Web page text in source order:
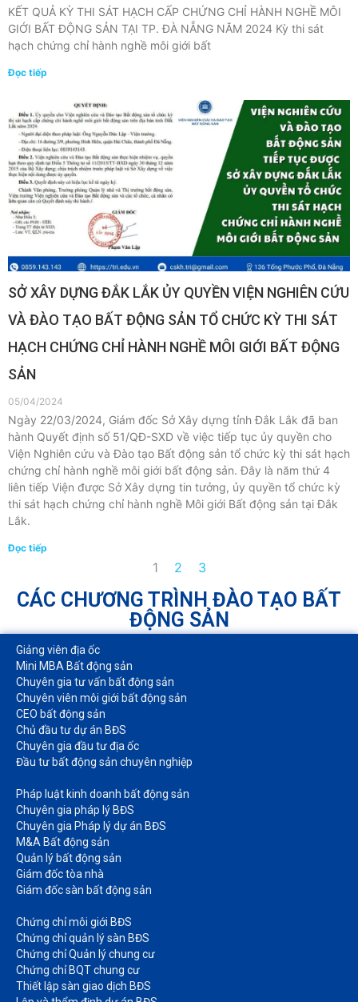
KẾT QUẢ KỲ THI SÁT HẠCH CẤP CHỨNG CHỈ HÀNH NGHỀ MÔI
GIỚI BẤT ĐỘNG SẢN TẠI TP. ĐÀ NẴNG NĂM 2024 Kỳ thi sát
hạch chứng chỉ hành nghề môi giới bất
Đọc tiếp
SỞ XÂY DỰNG ĐẮK LẮK ỦY QUYỀN VIỆN NGHIÊN CỨU
VÀ ĐÀO TẠO BẤT ĐỘNG SẢN TỔ CHỨC KỲ THI SÁT
HẠCH CHỨNG CHỈ HÀNH NGHỀ MÔI GIỚI BẤT ĐỘNG
SẢN
05/04/2024
Ngày 22/03/2024, Giám đốc Sở Xây dựng tỉnh Đắk Lắk đã ban
hành Quyết định số 51/QĐ-SXD về việc tiếp tục ủy quyền cho
Viện Nghiên cứu và Đào tạo Bất động sản tổ chức kỳ thi sát hạch
chứng chỉ hành nghề môi giới bất động sản. Đây là năm thứ 4
liên tiếp Viện được Sở Xây dựng tin tưởng, ủy quyền tổ chức kỳ
thi sát hạch chứng chỉ hành nghề Môi giới Bất động sản tại Đắk
Lắk.
Đọc tiếp
1 2 3
CÁC CHƯƠNG TRÌNH ĐÀO TẠO BẤT
ĐỘNG SẢN
Giảng viên địa ốc
Mini MBA Bất động sản
Chuyên gia tư vấn bất động sản
Chuyên viên môi giới bất động sản​
CEO bất động sản
Chủ đầu tư dự án BĐS
Chuyên gia đầu tư địa ốc​
Đầu tư bất động sản chuyên nghiệp
Pháp luật kinh doanh bất động sản​
Chuyên gia pháp lý BĐS
Chuyên gia Pháp lý dự án BĐS
M&A Bất động sản​
Quản lý bất động sản
Giám đốc tòa nhà​
Giám đốc sàn bất động sản
Chứng chỉ môi giới BĐS​
Chứng chỉ quản lý sàn BĐS
Chứng chỉ Quản lý chung cư​
Chứng chỉ BQT chung cư​
Thiết lập sàn giao dịch BĐS​